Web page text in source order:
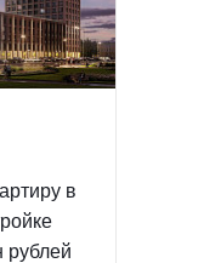
в
рублей